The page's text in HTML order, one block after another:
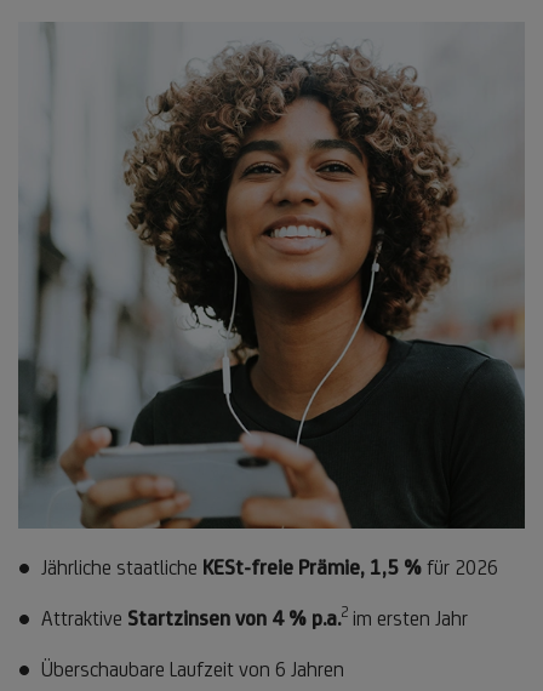
Jährliche staatliche KESt-freie Prämie, 1,5 % für 2026
Attraktive Startzinsen von 4 % p.a.2 Fußnote
im ersten Jahr
Überschaubare Laufzeit von 6 Jahren